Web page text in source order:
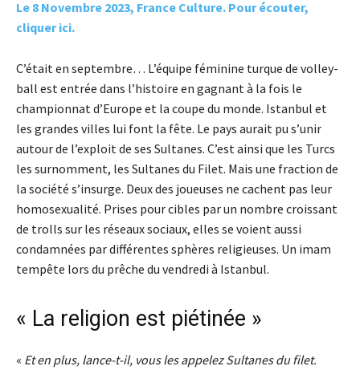
Le 8 Novembre 2023, France Culture. Pour écouter,
cliquer ici.
C’était en septembre… L’équipe féminine turque de volley-
ball est entrée dans l’histoire en gagnant à la fois le
championnat d’Europe et la coupe du monde. Istanbul et
les grandes villes lui font la fête. Le pays aurait pu s’unir
autour de l’exploit de ses Sultanes. C’est ainsi que les Turcs
les surnomment, les Sultanes du Filet. Mais une fraction de
la société s’insurge. Deux des joueuses ne cachent pas leur
homosexualité. Prises pour cibles par un nombre croissant
de trolls sur les réseaux sociaux, elles se voient aussi
condamnées par différentes sphères religieuses. Un imam
tempête lors du prêche du vendredi à Istanbul.
« La religion est piétinée »
« Et en plus, lance-t-il, vous les appelez Sultanes du filet.